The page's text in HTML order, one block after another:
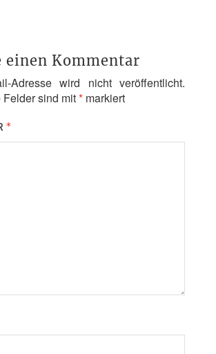
einen Kommentar
Adresse wird nicht veröffentlicht.
sind mit* markiert
*